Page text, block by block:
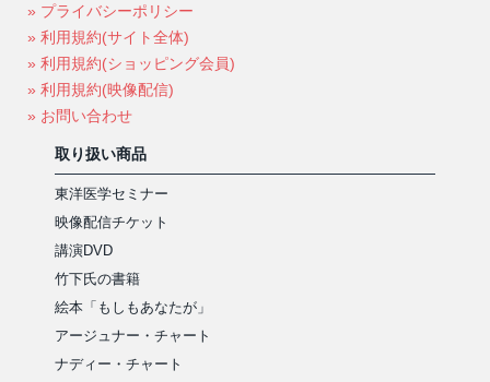
» プライバシーポリシー
» 利用規約(サイト全体)
» 利用規約(ショッピング会員)
» 利用規約(映像配信)
» お問い合わせ
取り扱い商品
東洋医学セミナー
映像配信チケット
講演DVD
竹下氏の書籍
絵本「もしもあなたが」
アージュナー・チャート
ナディー・チャート